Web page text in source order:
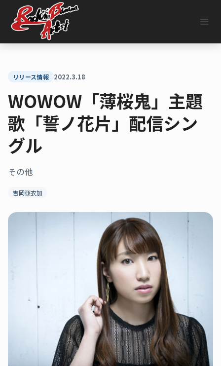
キ
リリース情報 2022.3.18
WOWOW「薄桜鬼」主題
歌「誓ノ花片」配信シン
グル
その他
吉岡亜衣加